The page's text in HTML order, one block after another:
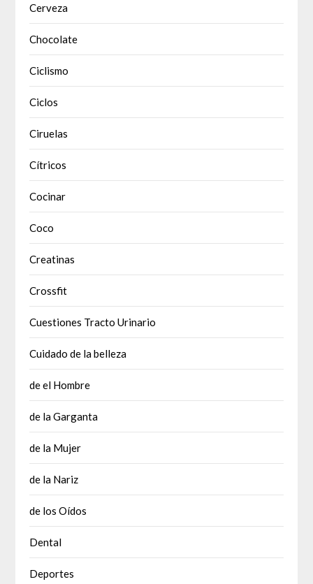
Cerveza
Chocolate
Ciclismo
Ciclos
Ciruelas
Cítricos
Cocinar
Coco
Creatinas
Crossfit
Cuestiones Tracto Urinario
Cuidado de la belleza
de el Hombre
de la Garganta
de la Mujer
de la Nariz
de los Oídos
Dental
Deportes